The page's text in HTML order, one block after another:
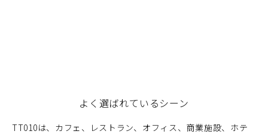
よく選ばれているシーン
TT010は、カフェ、レストラン、オフィス、商業施設、ホテ